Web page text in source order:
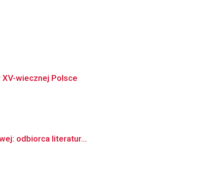
wiecznej Polsce
odbiorca literatur...